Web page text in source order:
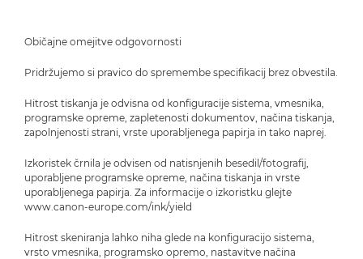
Običajne omejitve odgovornosti
Pridržujemo si pravico do spremembe specifikacij brez obvestila.
Hitrost tiskanja je odvisna od konfiguracije sistema, vmesnika,
programske opreme, zapletenosti dokumentov, načina tiskanja,
zapolnjenosti strani, vrste uporabljenega papirja in tako naprej.
Izkoristek črnila je odvisen od natisnjenih besedil/fotografij,
uporabljene programske opreme, načina tiskanja in vrste
uporabljenega papirja. Za informacije o izkoristku glejte
www.canon-europe.com/ink/yield
Hitrost skeniranja lahko niha glede na konfiguracijo sistema,
vrsto vmesnika, programsko opremo, nastavitve načina